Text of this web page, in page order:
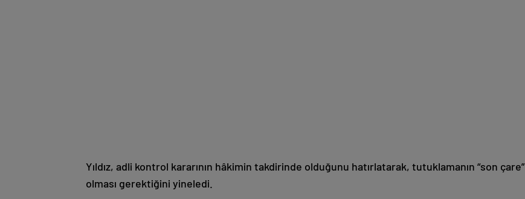
Yıldız, adli kontrol kararının hâkimin takdirinde olduğunu hatırlatarak, tutuklamanın “son çare”
olması gerektiğini yineledi.